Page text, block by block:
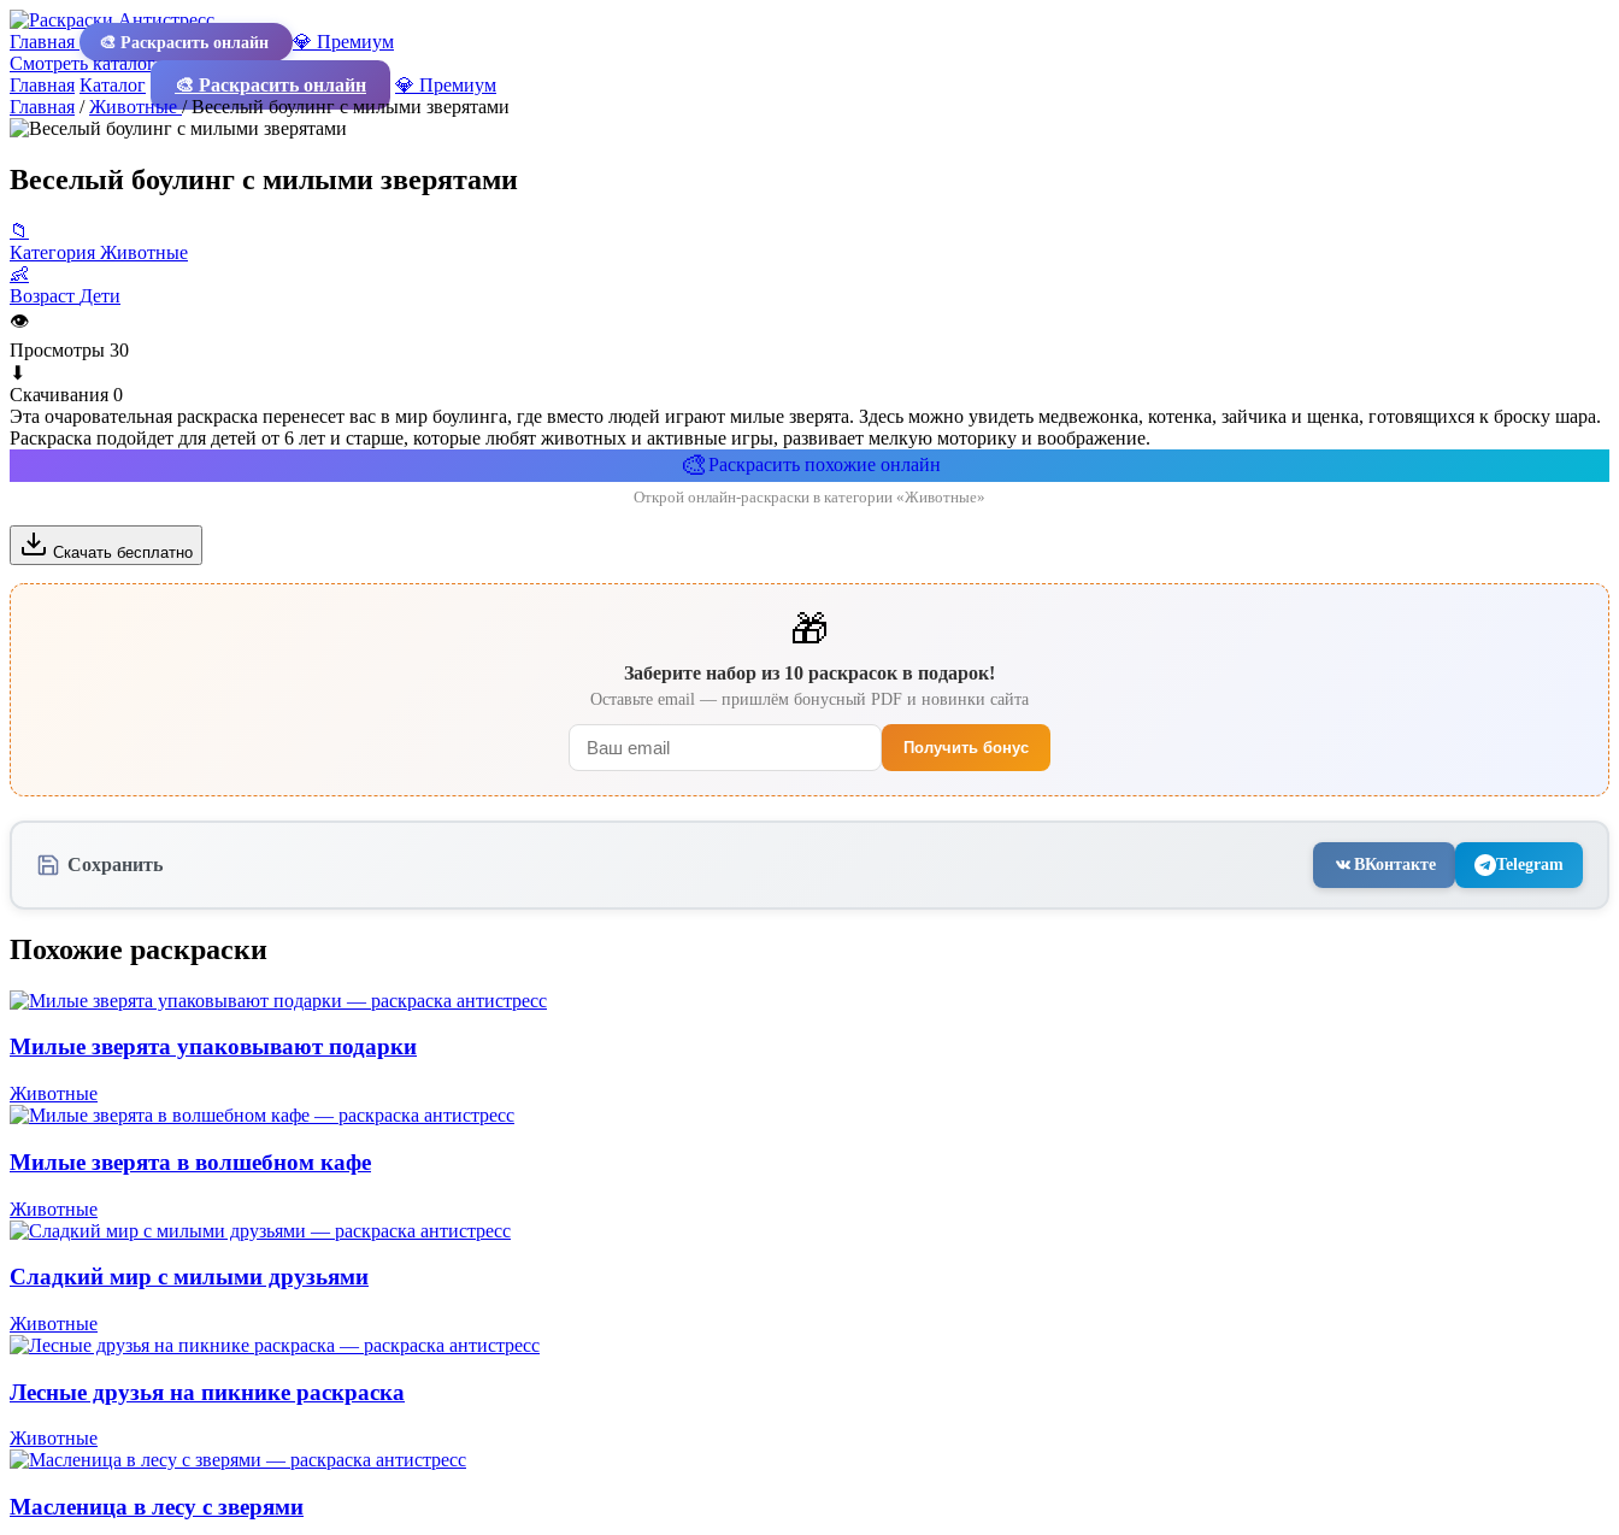
Главная 🎨 Раскрасить онлайн
💎 Премиум
Смотреть каталог
Главная Каталог 🎨 Раскрасить онлайн
💎 Премиум
Главная /Животные/Веселый боулинг с милыми зверятами
Веселый боулинг с милыми зверятами
📁
Категория Животные
👶
Возраст Дети
👁
Просмотры 30
⬇
Скачивания 0
Эта очаровательная раскраска перенесет вас в мир боулинга, где вместо людей играют милые зверята. Здесь можно увидеть медвежонка, котенка, зайчика и щенка, готовящихся к броску шара.
Раскраска подойдет для детей от 6 лет и старше, которые любят животных и активные игры, развивает мелкую моторику и воображение.
🎨Раскрасить похожие онлайн
Открой онлайн-раскраски в категории «Животные»
Скачать бесплатно
🎁
Заберите набор из 10 раскрасок в подарок!
Оставьте email — пришлём бонусный PDF и новинки сайта
Получить бонус
Сохранить ВКонтакте Telegram
Похожие раскраски
Милые зверята упаковывают подарки
Животные
Милые зверята в волшебном кафе
Животные
Сладкий мир с милыми друзьями
Животные
Лесные друзья на пикнике раскраска
Животные
Масленица в лесу с зверями